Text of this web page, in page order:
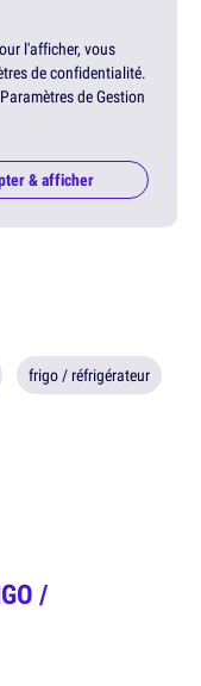
l'afficher, vous
de confidentialité.
de Gestion
& afficher
frigo / réfrigérateur
/